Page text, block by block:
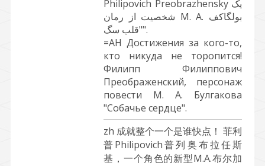
Philipovich Preobrazhensky یک
شخصیت از رمان M. A. بولگاکف
"قلب سگ".
=АН Достижения за кого-то,
кто никуда не торопится!
Филипп Филиппович
Преображенский, персонаж
повести М. А. Булгакова
"Собачье сердце".
zh 成就整个一个是谁快点！ 菲利
普Philipovich普列奥布拉任斯
基，一个角色的新型M.A.布尔加